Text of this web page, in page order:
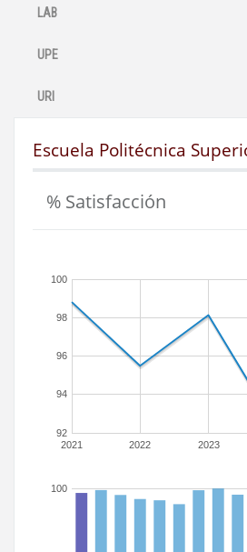
LAB
UPE
URI
Escuela Politécnica
% Satisfacción
2021 2022 2023
92
94
96
98
100
100